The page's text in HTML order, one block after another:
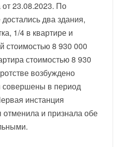
от 23.08.2023. По
два здания,
1/4 в квартире и
8 930 000
стоимостью 8 930
возбуждено
совершены в период
инстанция
отменила и признала обе